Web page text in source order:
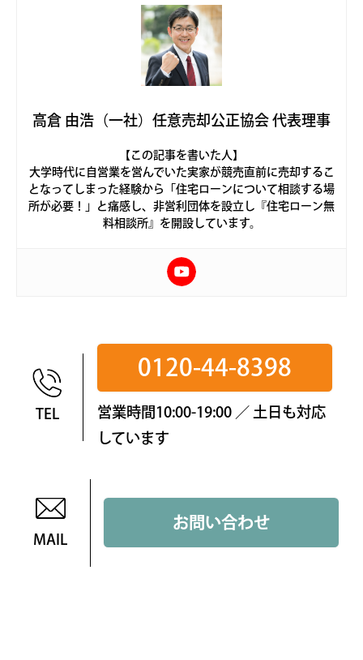
高倉 由浩（一社）任意売却公正協会 代表理事
【この記事を書いた人】
大学時代に自営業を営んでいた実家が競売直前に売却するこ
となってしまった経験から「住宅ローンについて相談する場
所が必要！」と痛感し、非営利団体を設立し『住宅ローン無
料相談所』を開設しています。
TEL
0120-44-8398
営業時間10:00-19:00 ／ 土日も対応
しています
MAIL
お問い合わせ